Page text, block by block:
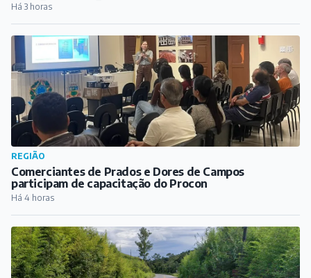
Há 3 horas
REGIÃO
Comerciantes de Prados e Dores de Campos
participam de capacitação do Procon
Há 4 horas